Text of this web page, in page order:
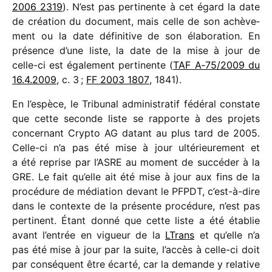
2006 2319). N’est pas perti­nente à cet égard la date
de créa­tion du docu­ment, mais celle de son achè­ve­
ment ou la date défi­ni­tive de son élabo­ra­tion. En
présence d’une liste, la date de la mise à jour de
celle-ci est égale­ment perti­nente (TAF A‑75/​2009 du
16.4.2009, c. 3 ; FF 2003 1807, 1841).
En l’espèce, le Tribunal admi­nis­tra­tif fédé­ral constate
que cette seconde liste se rapporte à des projets
concer­nant Crypto AG datant au plus tard de 2005.
Celle-ci n’a pas été mise à jour ulté­rieu­re­ment et
a été reprise par l’ASRE au moment de succé­der à la
GRE. Le fait qu’elle ait été mise à jour aux fins de la
procé­dure de média­tion devant le PFPDT, c’est-à-dire
dans le contexte de la présente procé­dure, n’est pas
perti­nent. Étant donné que cette liste a été établie
avant l’entrée en vigueur de la LTrans et qu’elle n’a
pas été mise à jour par la suite, l’accès à celle-ci doit
par consé­quent être écarté, car la demande y rela­tive